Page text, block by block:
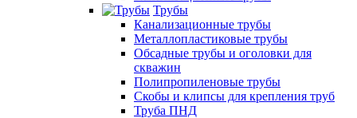
Трубы
Канализационные трубы
Металлопластиковые трубы
Обсадные трубы и оголовки для
скважин
Полипропиленовые трубы
Скобы и клипсы для крепления труб
Труба ПНД